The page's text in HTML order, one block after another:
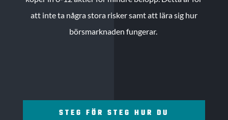
att inte ta några stora risker samt att lära sig hur
börsmarknaden fungerar.
STEG FÖR STEG HUR DU